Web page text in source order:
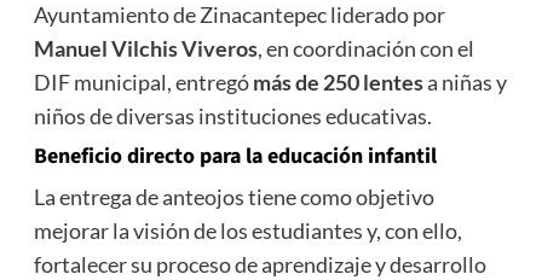
Ayuntamiento de Zinacantepec liderado por
Manuel Vilchis Viveros, en coordinación con el
DIF municipal, entregómás de 250 lentesa niñas y
niños de diversas instituciones educativas.
Beneficio directo para la educación infantil
La entrega de anteojos tiene como objetivo
mejorar la visión de los estudiantes y, con ello,
fortalecer su proceso de aprendizaje y desarrollo